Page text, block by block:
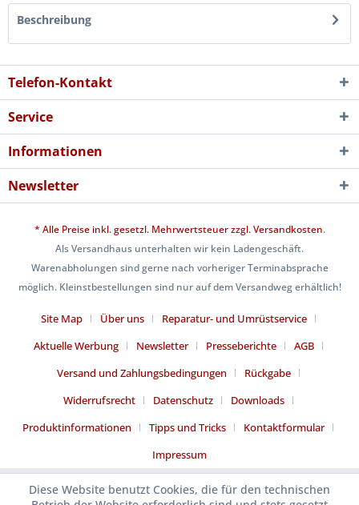
Beschreibung
Telefon-Kontakt
Service
Informationen
Newsletter
* Alle Preise inkl. gesetzl. Mehrwertsteuer zzgl.Versandkosten.
Als Versandhaus unterhalten wir kein Ladengeschäft.
Warenabholungen sind gerne nach vorheriger Terminabsprache
möglich. Kleinstbestellungen sind nur auf dem Versandweg erhältlich!
Site Map Über uns
Reparatur- und Umrüstservice
Aktuelle Werbung
Newsletter Presseberichte
AGB
Versand und Zahlungsbedingungen
Rückgabe
Widerrufsrecht
Datenschutz
Downloads
Produktinformationen
Tipps und Tricks
Kontaktformular
Impressum
Diese Website benutzt Cookies, die für den technischen